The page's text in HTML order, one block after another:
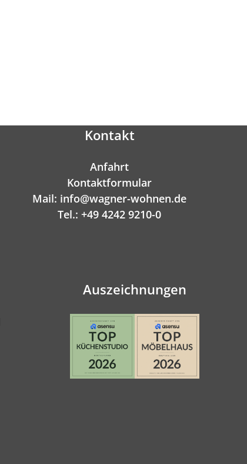
Kontakt
Anfahrt
Kontaktformular
Mail: info@wagner-wohnen.de
Tel.: +49 4242 9210-0
Auszeichnungen